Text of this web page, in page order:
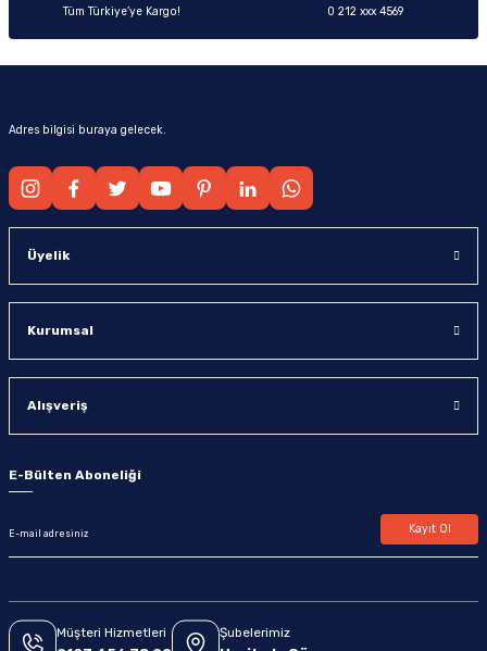
Tüm Türkiye’ye Kargo! 0 212 xxx 4569
Adres bilgisi buraya gelecek.
Üyelik
Kurumsal
Alışveriş
E-Bülten Aboneliği
Kayıt Ol
Müşteri Hizmetleri Şubelerimiz